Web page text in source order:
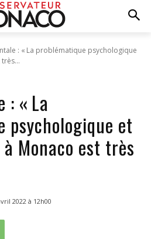
: « La problématique psychologique
: « La
psychologique et
Monaco est très
2022 à 12h00